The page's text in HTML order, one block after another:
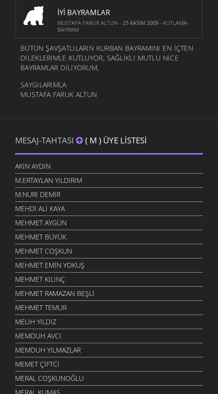
İYI BAYRAMLAR
MUSTAFA FARUK ALTUN - 25 KASIM 2009 - KUTLAMA-
BAYRAM
BÜTÜN ŞAVŞATLILARIN KURBAN BAYRAMINI EN İÇTEN
DİLEKLERİMLE KUTLUYOR, SAĞLIKLI MUTLU NİCE
BAYRAMLAR DİLİYORUM,
SAYGILARIMLA
MUSTAFA FARUK ALTUN
MESAJ-TAHTASI ( M ) ÜYE LISTESI
AKIN AYDIN
M.ERTAYLAN YILDIRIM
M.NURI DEMIR
MEHDI ALI KAYA
MEHMET AYGÜN
MEHMET BÜYÜK
MEHMET COŞKUN
MEHMET EMIN YOKUŞ
MEHMET KILINÇ
MEHMET RAMAZAN BEŞLI
MEHMET TEMUR
MELIH YILDIZ
MEMDUH AVCI
MEMDUH YILMAZLAR
MEMET ÇIFTCI
MERAL COŞKUNOĞLU